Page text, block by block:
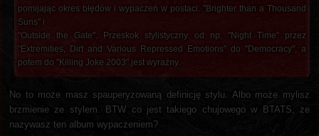
pomijając okres błędów i wypaczeń w postaci: "Brighter than a Thousand
Suns" i
"Outside the Gate". Przeskok stylistyczny od np. "Night Time" przez
"Extremities, Dirt and Various Repressed Emotions" do "Democracy", a
potem do "Killing Joke 2003" jest wyraźny.
No to może masz spauperyzowaną definicję stylu. Albo może mylisz
brzmienie ze stylem. BTW co jest takiego chujowego w BTATS, że
nazywasz ten album wypaczeniem?